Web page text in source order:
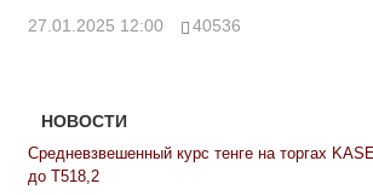
27.01.2025 12:00 40536
НОВОСТИ
Средневзвешенный курс тенге на торгах
до Т518,2